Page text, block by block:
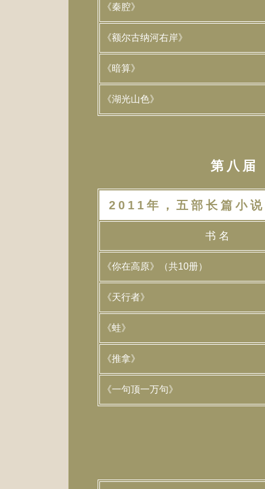
《秦腔》
《额尔古纳河右岸》
《暗算》
《湖光山色》
第八
2011年，五部长篇小说
书 名
《你在高原》（共10册）
《天行者》
《蛙》
《推拿》
《一句顶一万句》